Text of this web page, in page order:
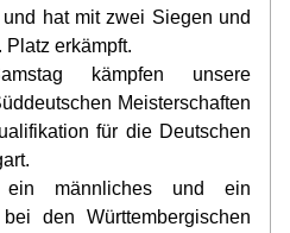
hat mit zwei Siegen und
erkämpft.
kämpfen unsere
Meisterschaften
für die Deutschen
männliches und ein
den Württembergischen